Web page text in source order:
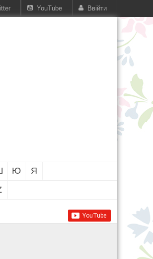
Ввійти
YouTube
Ю
Я